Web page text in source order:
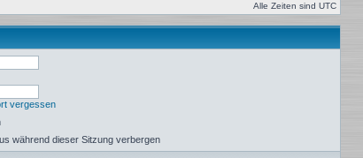
Alle Zeiten sind UTC
vergessen
während dieser Sitzung verbergen